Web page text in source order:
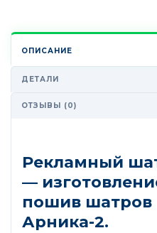
ОПИСАНИЕ
ДЕТАЛИ
ОТЗЫВЫ (0)
Рекламный
—
пошив шатров
Арника-2.